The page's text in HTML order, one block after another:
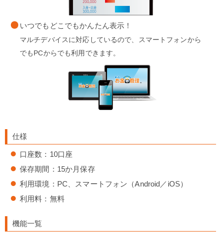
いつでもどこでもかんたん表示！
マルチデバイスに対応しているので、スマートフォンから
でもPCからでも利用できます。
仕様
口座数：10口座
保存期間：15か月保存
利用環境：PC、スマートフォン（Android／iOS）
利用料：無料
機能一覧